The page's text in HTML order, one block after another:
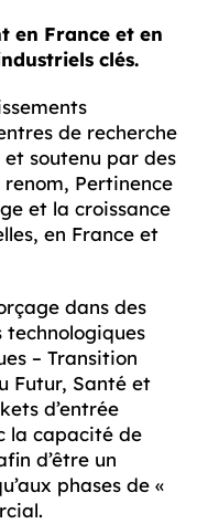
en France et en
clés.
de recherche
soutenu par des
Pertinence
et la croissance
en France et
dans des
– Transition
Futur, Santé et
d’entrée
la capacité de
d’être un
phases de «